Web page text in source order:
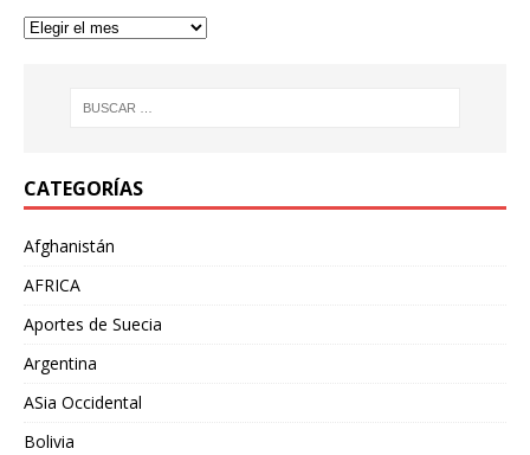
CATEGORÍAS
Afghanistán
AFRICA
Aportes de Suecia
Argentina
ASia Occidental
Bolivia